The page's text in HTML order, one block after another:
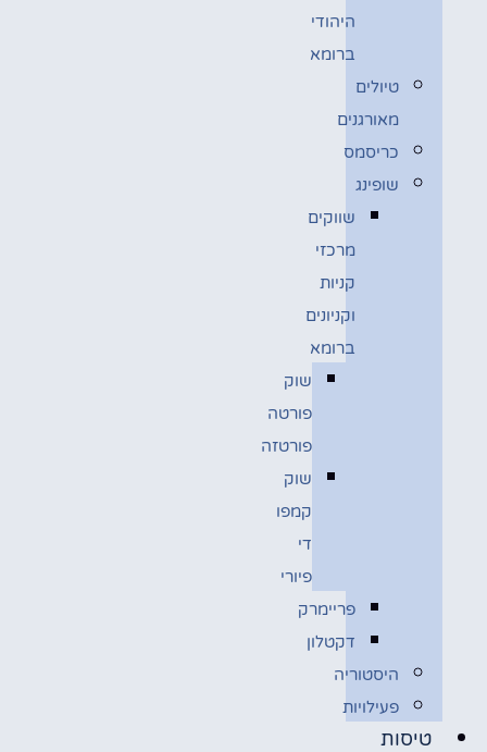
היהודי
ברומא
טיולים
מאורגנים
כריסמס
שופינג
שווקים
מרכזי
קניות
וקניונים
ברומא
שוק
פורטה
פורטזה
שוק
קמפו
די
פיורי
פריימרק
דקטלון
היסטוריה
פעילויות
טיסות